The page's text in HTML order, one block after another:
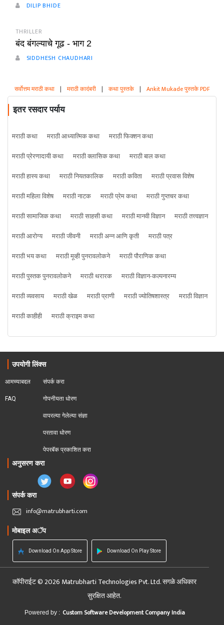
DILIP BHIDE
THRILLER
बंद बंगल्याचे गूढ - भाग 2
SIDDHESH CHAUDHARI
सर्वोत्तम मराठी कथा | मराठी कादंबरी | कथा पुस्तके | Ankit Mukade पुस्तके PDF
इतर रसदार पर्याय
मराठी कथा मराठी आध्यात्मिक कथा
मराठी फिक्शन कथा
मराठी प्रेरणादायी कथा
मराठी क्लासिक कथा
मराठी बाल कथा
मराठी हास्य कथा
मराठी नियतकालिक मराठी कविता
मराठी प्रवास विशेष
मराठी महिला विशेष
मराठी नाटक मराठी प्रेम कथा
मराठी गुप्तचर कथा
मराठी सामाजिक कथा
मराठी साहसी कथा मराठी मानवी विज्ञान
मराठी तत्त्वज्ञान
मराठी आरोग्य
मराठी जीवनी मराठी अन्न आणि कृती
मराठी पत्र
मराठी भय कथा
मराठी मूव्ही पुनरावलोकने
मराठी पौराणिक कथा
मराठी पुस्तक पुनरावलोकने
मराठी थरारक
मराठी विज्ञान-कल्पनारम्य
मराठी व्यवसाय
मराठी खेळ मराठी प्राणी मराठी ज्योतिषशास्त्र
मराठी विज्ञान
मराठी काहीही
मराठी क्राइम कथा
उपयोगी लिंक्स
आमच्याबद्दल
FAQ
संपर्क करा
गोपनीयता धोरण
वापरल्या गेलेल्या संज्ञा
परतावा धोरण
पेपरबॅक प्रकाशित करा
अनुसरण करा
संपर्क करा
info@matrubharti.com
मोबाइल अॅप
Download On App Store Download On Play Store
कॉपीराईट © 2026 Matrubharti Technologies Pvt. Ltd. सगळे अधिकार
सुरक्षित आहेत.
Powered by : Custom Software Development Company India